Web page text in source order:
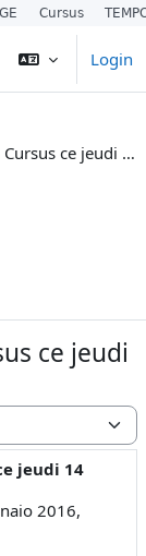
Login
Changement de version Cursus ce jeudi 14 janvier
ce jeudi
jeudi 14
2016,
Cursus